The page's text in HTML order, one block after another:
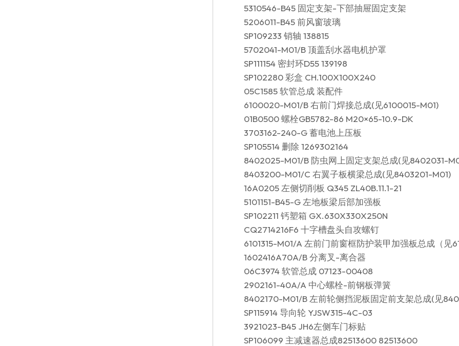
5310546-B45 固定支架-下部抽屉固定支架
5206011-B45 前风窗玻璃
SP109233 销轴 138815
5702041-M01/B 顶盖刮水器电机护罩
SP111154 密封环D55 139198
SP102280 彩盒 CH.100X100X240
05C1585 软管总成 装配件
6100020-M01/B 右前门焊接总成(见6100015-M01)
01B0500 螺栓GB5782-86 M20×65-10.9-DK
3703162-240-G 蓄电池上压板
SP105514 删除 1269302164
8402025-M01/B 防虫网上固定支架总成(见8402031-
8403200-M01/C 右翼子板横梁总成(见8403201-M01)
16A0205 左侧切削板 Q345 ZL40B.11.1-21
5101151-B45-G 左地板梁后部加强板
SP102211 钙塑箱 GX.630X330X250N
CQ2714216F6 十字槽盘头自攻螺钉
6101315-M01/A 左前门前窗框防护装甲加强板总成（见
1602416A70A/B 分离叉-离合器
06C3974 软管总成 07123-00408
2902161-40A/A 中心螺栓-前钢板弹簧
8402170-M01/B 左前轮侧挡泥板固定前支架总成(见
SP115914 导向轮 YJSW315-4C-03
3921023-B45 JH6左侧车门标贴
SP106099 主减速器总成82513600 82513600